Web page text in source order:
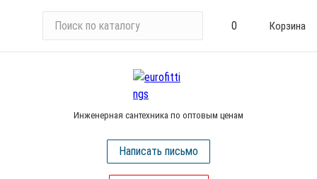
и
0 Корзина
Инженерная сантехника по оптовым ценам
Написать письмо